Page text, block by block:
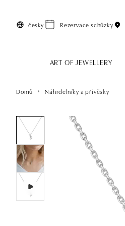
česky Rezervace schůzky
ART OF JEWELLERY
Domů Náhrdelníky a přívěsky